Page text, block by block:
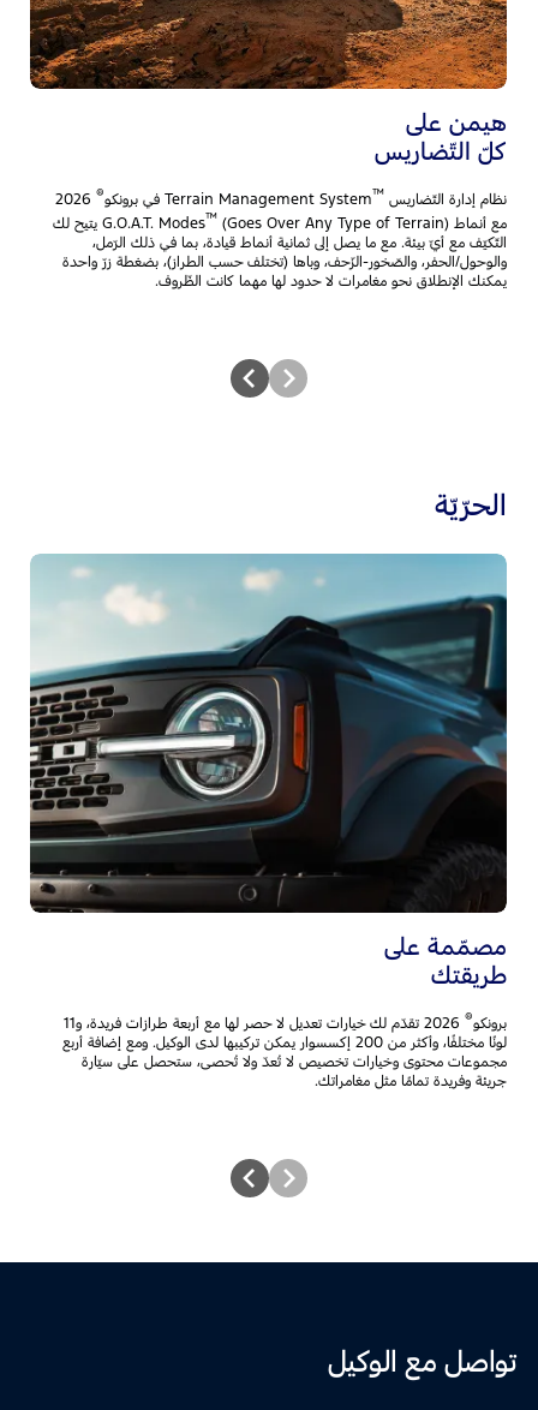
هيمن على
كلّ التّضاريس
نظام إدارة التّضاريس ™Terrain Management System في برونكو ®
2026
مع أنماط G.O.A.T. Modes
™
(Goes Over Any Type of Terrain) يتيح لك
التّكيّف مع أيّ بيئة. مع ما يصل إلى ثمانية أنماط قيادة، بما في ذلك الرّمل،
والوحول/الحفر، والصّخور-الزّحف، وباها (تختلف حسب الطراز)، بضغطة زرّ واحدة
يمكنك الإنطلاق نحو مغامرات لا حدود لها مهما كانت الظّروف.
الحرّيّة
مصمّمة على
طريقتك
برونكو®
2026 تقدّم لك خيارات تعديل لا حصر لها مع أربعة طرازات فريدة، و11
لونًا مختلفًا، وأكثر من 200 إكسسوار يمكن تركيبها لدى الوكيل. ومع إضافة أربع
مجموعات محتوى وخيارات تخصيص لا تُعدّ ولا تُحصى، ستحصل على سيّارة
جريئة وفريدة تمامًا مثل مغامراتك.
تواصل مع الوكيل